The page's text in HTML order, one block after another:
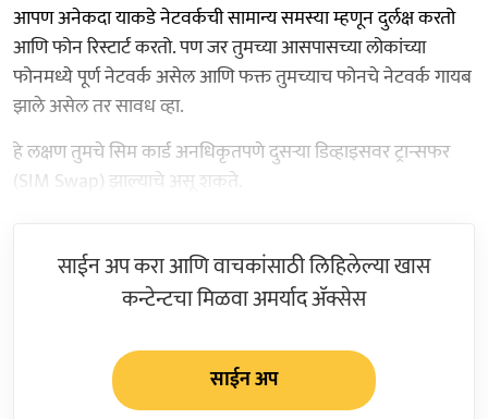
आपण अनेकदा याकडे नेटवर्कची सामान्य समस्या म्हणून दुर्लक्ष करतो
आणि फोन रिस्टार्ट करतो. पण जर तुमच्या आसपासच्या लोकांच्या
फोनमध्ये पूर्ण नेटवर्क असेल आणि फक्त तुमच्याच फोनचे नेटवर्क गायब
झाले असेल तर सावध व्हा.
हे लक्षण तुमचे सिम कार्ड अनधिकृतपणे दुसऱ्या डिव्हाइसवर ट्रान्सफर
(SIM Swap) झाल्याचे असू शकते.
साईन अप करा आणि वाचकांसाठी लिहिलेल्या खास
कन्टेन्टचा मिळवा अमर्याद ॲक्सेस
साईन अप